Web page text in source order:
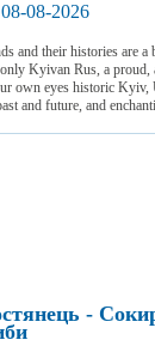
08-08-2026
and their histories are
Kyivan Rus, a proud,
own eyes historic Kyiv,
and future, and
-